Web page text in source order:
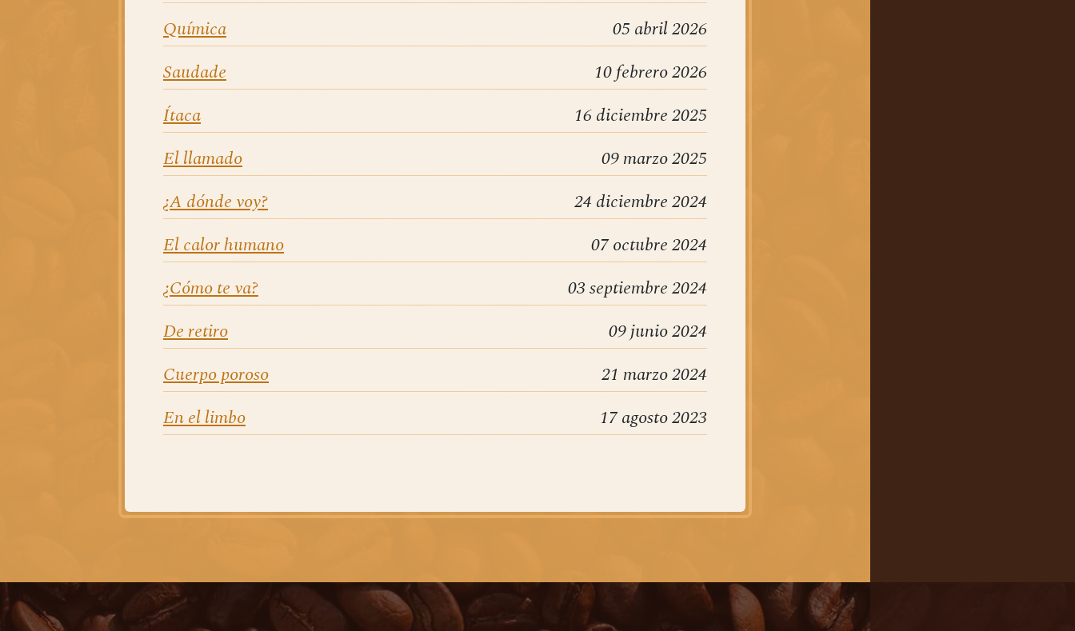
Química
05 abril 2026
Saudade
10 febrero 2026
Ítaca
16 diciembre 2025
El llamado
09 marzo 2025
¿A dónde voy?
24 diciembre 2024
El calor humano
07 octubre 2024
¿Cómo te va?
03 septiembre 2024
De retiro
09 junio 2024
Cuerpo poroso
21 marzo 2024
En el limbo
17 agosto 2023